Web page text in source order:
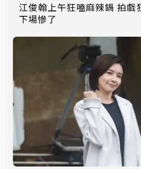
江俊翰上午狂嗑麻辣鍋 拍戲狂拉肚還尿褲子
下場慘了